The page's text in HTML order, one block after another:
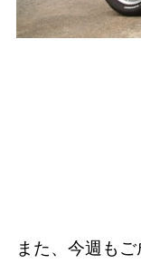
また、今週も